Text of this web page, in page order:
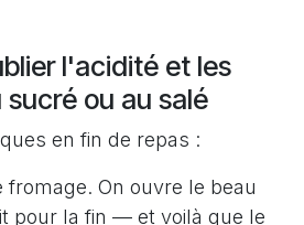
l'acidité et les
ou au salé
en fin de repas :
fromage. On ouvre le beau
pour la fin — et voilà que le